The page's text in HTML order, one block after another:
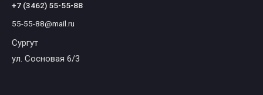
+7 (3462) 55-55-88
55-55-88@mail.ru
Сургут
ул. Сосновая 6/3